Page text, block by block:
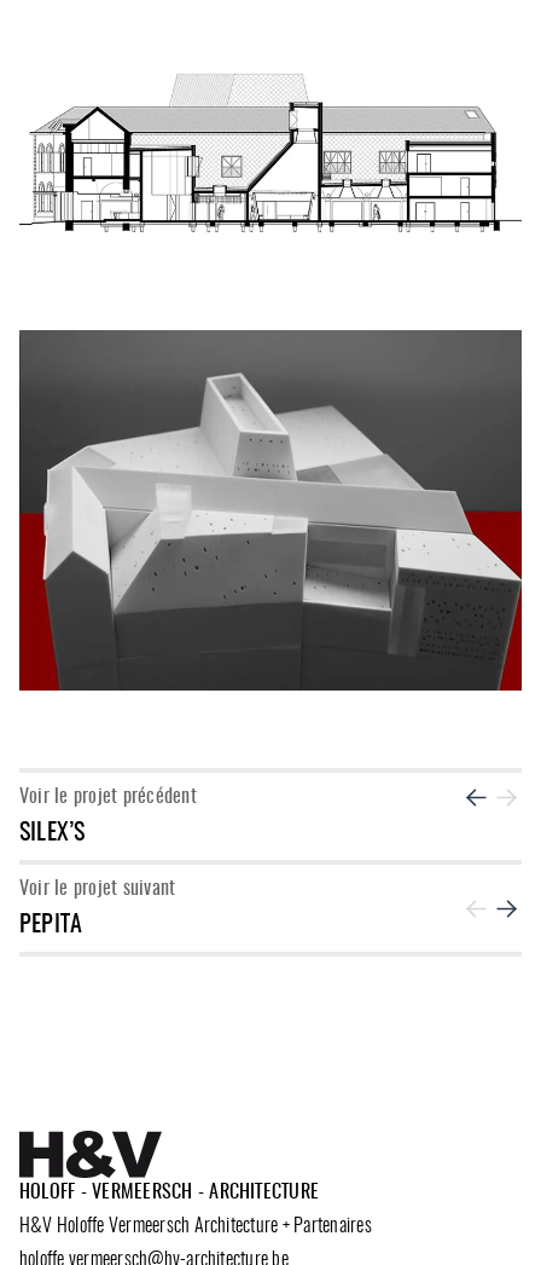
Voir le projet précédent
SILEX’S
Projet
Voir le projet suivant
PEPITA
Projet
HOLOFF - VERMEERSCH - ARCHITECTURE
H&V Holoffe Vermeersch Architecture + Partenaires
holoffe.vermeersch@hv-architecture.be